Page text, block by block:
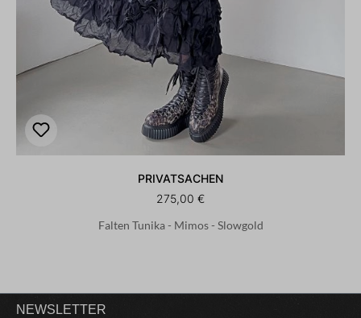
PRIVATSACHEN
275,00 €
Falten Tunika - Mimos - Slowgold
NEWSLETTER